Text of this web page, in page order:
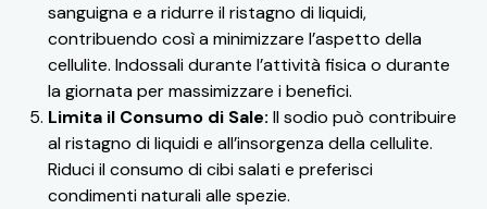
sanguigna e a ridurre il ristagno di liquidi,
contribuendo così a minimizzare l’aspetto della
cellulite. Indossali durante l’attività fisica o durante
la giornata per massimizzare i benefici.
Limita il Consumo di Sale: Il sodio può contribuire
al ristagno di liquidi e all’insorgenza della cellulite.
Riduci il consumo di cibi salati e preferisci
condimenti naturali alle spezie.